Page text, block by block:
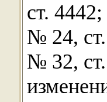
ст.
№ 24,
№ 32,